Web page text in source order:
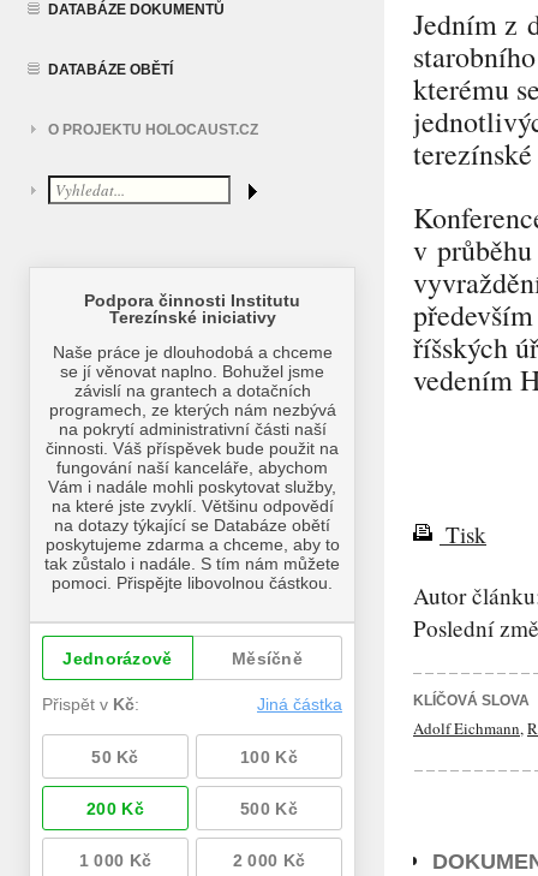
DATABÁZE DOKUMENTŮ
DATABÁZE OBĚTÍ
O PROJEKTU HOLOCAUST.CZ
Jedním z
kterému
v průběhu
říšských
vedením
Tisk
Autor
Poslední
KLÍČOVÁ SLOVA
Adolf Eichmann,